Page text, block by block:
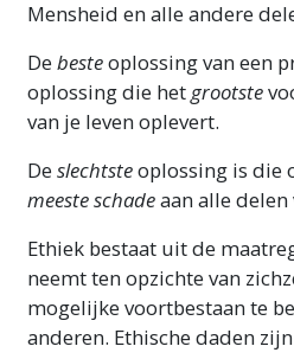
Mensheid en alle andere
Debesteoplossing van een
oplossing die het grootste
van je leven oplevert.
Deslechtsteoplossing is die
meeste schadeaan alle delen
Ethiek bestaat uit de
neemt ten opzichte van
mogelijke voortbestaan te
anderen. Ethische daden